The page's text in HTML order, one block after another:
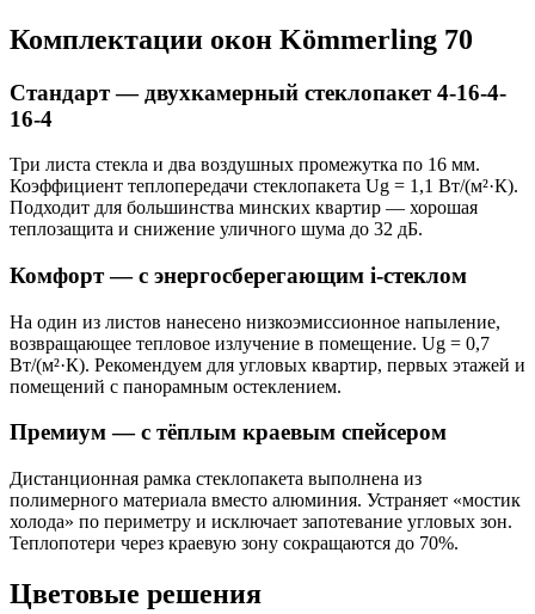
Комплектации окон Kömmerling 70
Стандарт — двухкамерный стеклопакет 4-16-4-
16-4
Три листа стекла и два воздушных промежутка по 16 мм.
Коэффициент теплопередачи стеклопакета Ug = 1,1 Вт/(м²·К).
Подходит для большинства минских квартир — хорошая
теплозащита и снижение уличного шума до 32 дБ.
Комфорт — с энергосберегающим i-стеклом
На один из листов нанесено низкоэмиссионное напыление,
возвращающее тепловое излучение в помещение. Ug = 0,7
Вт/(м²·К). Рекомендуем для угловых квартир, первых этажей и
помещений с панорамным остеклением.
Премиум — с тёплым краевым спейсером
Дистанционная рамка стеклопакета выполнена из
полимерного материала вместо алюминия. Устраняет «мостик
холода» по периметру и исключает запотевание угловых зон.
Теплопотери через краевую зону сокращаются до 70%.
Цветовые решения